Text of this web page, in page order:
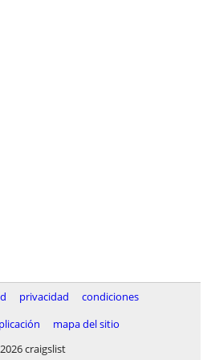
privacidad
condiciones
mapa del sitio
craigslist